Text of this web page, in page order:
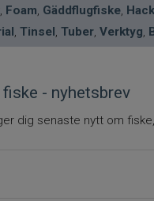
, Foam, Gäddflugfiske,
, Tinsel, Tuber, Verktyg,
- nyhetsbrev
dig senaste nytt om